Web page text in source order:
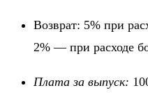
Возврат: 5% при
2% — при расходе
Плата за выпуск: